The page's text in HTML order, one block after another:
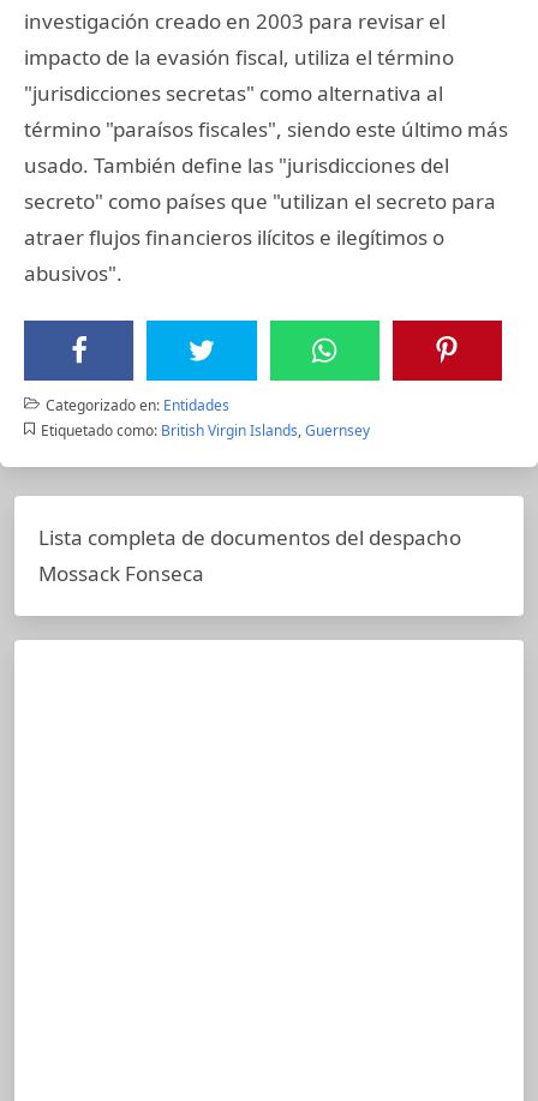
investigación creado en 2003 para revisar el
impacto de la evasión fiscal, utiliza el término
"jurisdicciones secretas" como alternativa al
término "paraísos fiscales", siendo este último más
usado. También define las "jurisdicciones del
secreto" como países que "utilizan el secreto para
atraer flujos financieros ilícitos e ilegítimos o
abusivos".
Categorizado en: Entidades
Etiquetado como: British Virgin Islands,Guernsey
Lista completa de documentos del despacho
Mossack Fonseca